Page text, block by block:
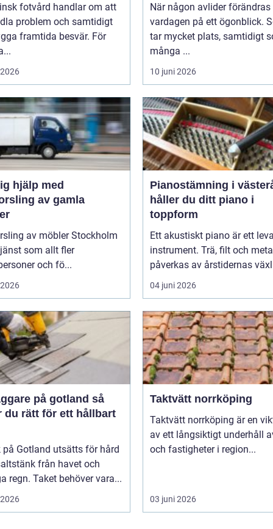
fotvård handlar om att
problem och samtidigt
framtida besvär. För
När någon avlider förändras
vardagen på ett ögonblick.
tar mycket plats, samtidigt
många ...
10 juni 2026
hjälp med
av gamla
av möbler Stockholm
som allt fler
och fö...
Pianostämning i
håller du ditt piano i
toppform
Ett akustiskt piano är ett
instrument. Trä, filt och
påverkas av årstidernas
04 juni 2026
på gotland så
du rätt för ett hållbart
på Gotland utsätts för hård
från havet och
regn. Taket behöver vara...
Taktvätt norrköping
Taktvätt norrköping är en
av ett långsiktigt underhåll
och fastigheter i region...
03 juni 2026